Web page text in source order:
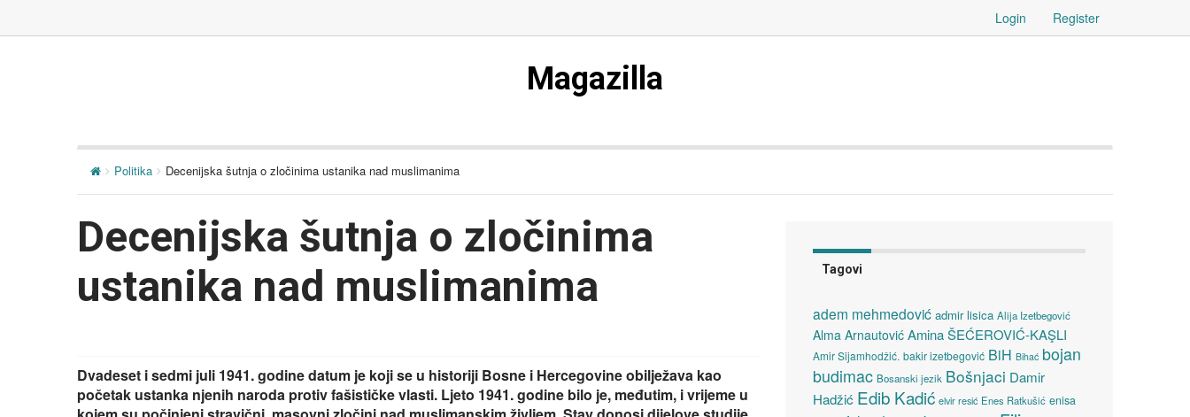
Login Register
Magazilla
Politika Decenijska šutnja o zločinima ustanika nad muslimanima
Decenijska šutnja o zločinima
ustanika nad muslimanima
Dvadeset i sedmi juli 1941. godine datum je koji se u historiji Bosne i Hercegovine obilježava kao
početak ustanka njenih naroda protiv fašističke vlasti. Ljeto 1941. godine bilo je, međutim, i vrijeme u
Tagovi
adem mehmedović admir lisica Alija Izetbegović
Alma Arnautović Amina ŠEĆEROVIĆ-KAŞLI
Amir Sijamhodžić. bakir izetbegović BiH Bihać bojan
budimac Bosanski jezik Bošnjaci Damir
Hadžić Edib Kadić elvir resić Enes Ratkušić enisa